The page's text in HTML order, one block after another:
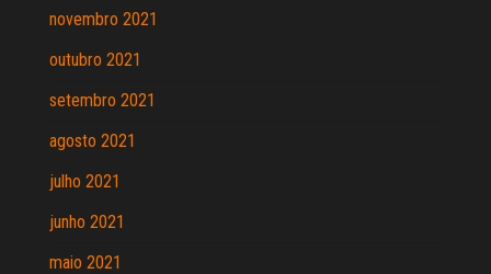
novembro 2021
outubro 2021
setembro 2021
agosto 2021
julho 2021
junho 2021
maio 2021